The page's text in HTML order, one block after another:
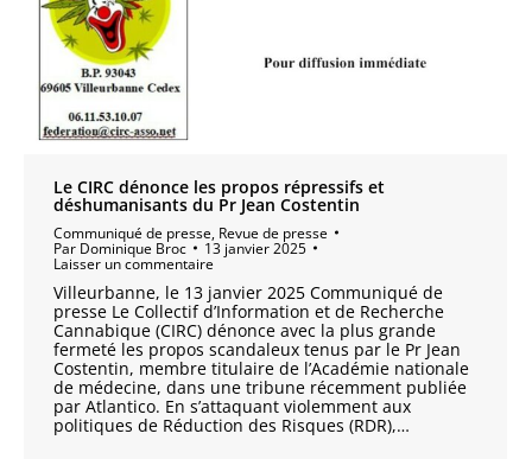
Le CIRC dénonce les propos répressifs et
déshumanisants du Pr Jean Costentin
Communiqué de presse, Revue de presse
Par Dominique Broc 13 janvier 2025
Laisser un commentaire
Villeurbanne, le 13 janvier 2025 Communiqué de
presse Le Collectif d’Information et de Recherche
Cannabique (CIRC) dénonce avec la plus grande
fermeté les propos scandaleux tenus par le Pr Jean
Costentin, membre titulaire de l’Académie nationale
de médecine, dans une tribune récemment publiée
par Atlantico. En s’attaquant violemment aux
politiques de Réduction des Risques (RDR),…